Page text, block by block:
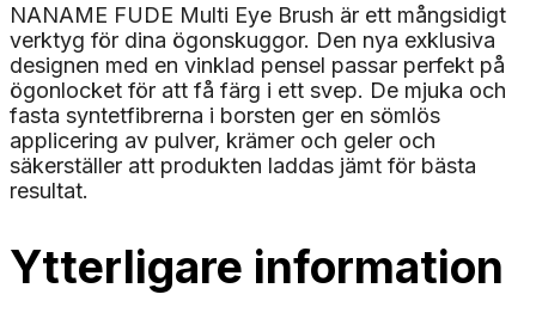
NANAME FUDE Multi Eye Brush är ett mångsidigt
verktyg för dina ögonskuggor. Den nya exklusiva
designen med en vinklad pensel passar perfekt på
ögonlocket för att få färg i ett svep. De mjuka och
fasta syntetfibrerna i borsten ger en sömlös
applicering av pulver, krämer och geler och
säkerställer att produkten laddas jämt för bästa
resultat.
Ytterligare information